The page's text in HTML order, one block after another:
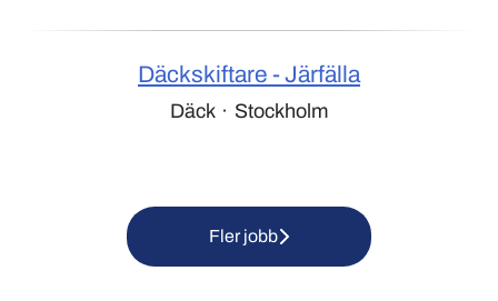
Däckskiftare - Järfälla
Däck · Stockholm
Fler jobb